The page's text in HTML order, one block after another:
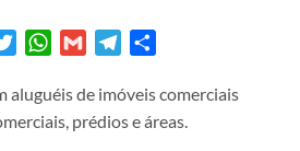
TwitterWhatsApp
Gmail Telegram
aluguéis de imóveis comerciais
prédios e áreas.